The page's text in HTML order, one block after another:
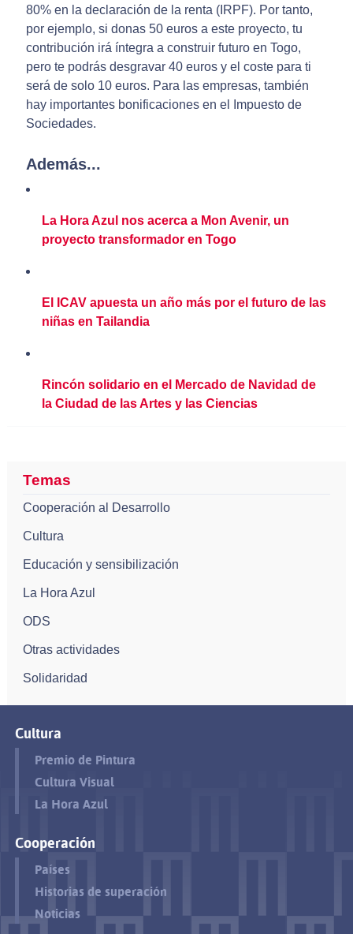
80% en la declaración de la renta (IRPF). Por tanto,
por ejemplo, si donas 50 euros a este proyecto, tu
contribución irá íntegra a construir futuro en Togo,
pero te podrás desgravar 40 euros y el coste para ti
será de solo 10 euros. Para las empresas, también
hay importantes bonificaciones en el Impuesto de
Sociedades.
Además...
La Hora Azul nos acerca a Mon Avenir, un
proyecto transformador en Togo
El ICAV apuesta un año más por el futuro de las
niñas en Tailandia
Rincón solidario en el Mercado de Navidad de
la Ciudad de las Artes y las Ciencias
Temas
Cooperación al Desarrollo
Cultura
Educación y sensibilización
La Hora Azul
ODS
Otras actividades
Solidaridad
Cultura
Premio de Pintura
Cultura Visual
La Hora Azul
Cooperación
Países
Historias de superación
Noticias